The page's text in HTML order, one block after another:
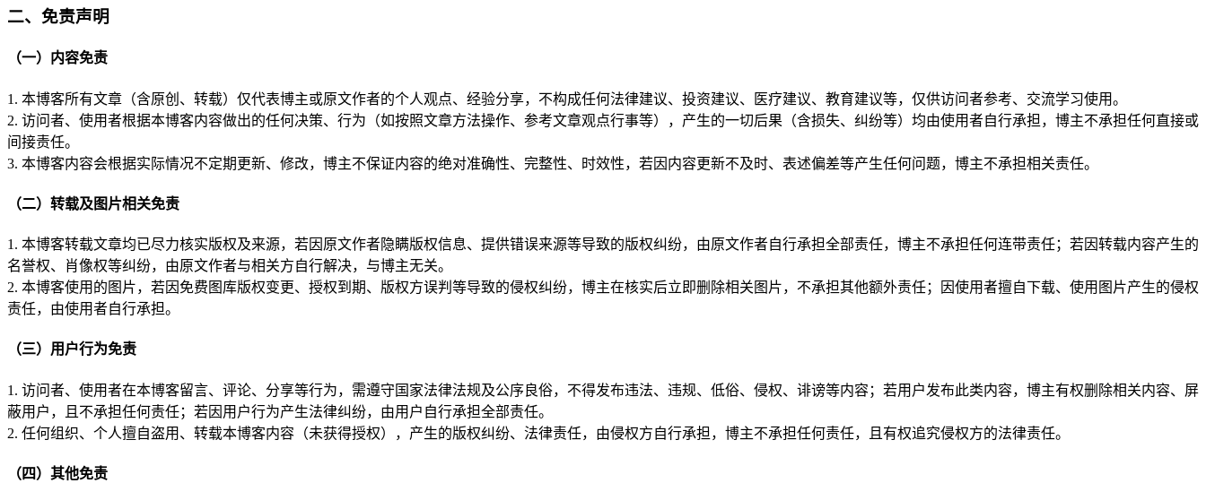
二、免责声明
（一）内容免责
1. 本博客所有文章（含原创、转载）仅代表博主或原文作者的个人观点、经验分享，不构成任何法律建议、投资建议、医疗建议、教育建议等，仅供访问者参考、交流学习使用。
2. 访问者、使用者根据本博客内容做出的任何决策、行为（如按照文章方法操作、参考文章观点行事等），产生的一切后果（含损失、纠纷等）均由使用者自行承担，博主不承担任何直接或
间接责任。
3. 本博客内容会根据实际情况不定期更新、修改，博主不保证内容的绝对准确性、完整性、时效性，若因内容更新不及时、表述偏差等产生任何问题，博主不承担相关责任。
（二）转载及图片相关免责
1. 本博客转载文章均已尽力核实版权及来源，若因原文作者隐瞒版权信息、提供错误来源等导致的版权纠纷，由原文作者自行承担全部责任，博主不承担任何连带责任；若因转载内容产生的
名誉权、肖像权等纠纷，由原文作者与相关方自行解决，与博主无关。
2. 本博客使用的图片，若因免费图库版权变更、授权到期、版权方误判等导致的侵权纠纷，博主在核实后立即删除相关图片，不承担其他额外责任；因使用者擅自下载、使用图片产生的侵权
责任，由使用者自行承担。
（三）用户行为免责
1. 访问者、使用者在本博客留言、评论、分享等行为，需遵守国家法律法规及公序良俗，不得发布违法、违规、低俗、侵权、诽谤等内容；若用户发布此类内容，博主有权删除相关内容、屏
蔽用户，且不承担任何责任；若因用户行为产生法律纠纷，由用户自行承担全部责任。
2. 任何组织、个人擅自盗用、转载本博客内容（未获得授权），产生的版权纠纷、法律责任，由侵权方自行承担，博主不承担任何责任，且有权追究侵权方的法律责任。
（四）其他免责